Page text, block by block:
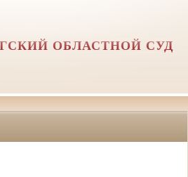
ОБЛАСТНОЙ СУД